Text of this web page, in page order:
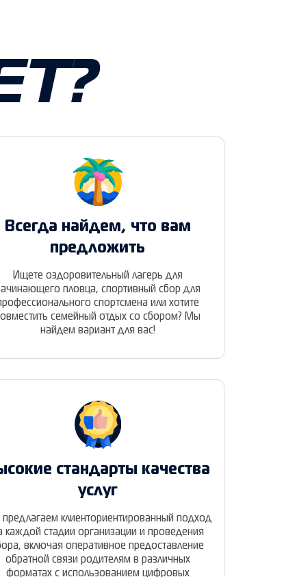
Всегда найдем, что вам
предложить
Ищете оздоровительный лагерь для
пловца, спортивный сбор для
спортсмена или хотите
семейный отдых со сбором? Мы
найдем вариант для вас!
стандарты качества
услуг
клиенториентированный подход
каждой стадии организации и проведения
включая оперативное предоставление
обратной связи родителям в различных
форматах с использованием цифровых